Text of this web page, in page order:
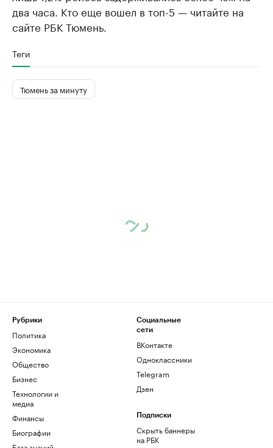
два часа. Кто еще вошел в топ-5 — читайте на
сайте РБК Тюмень.
Теги
Тюмень за минуту
Рубрики
Политика
Экономика
Общество
Бизнес
Технологии и
медиа
Финансы
Биографии
Социальные
сети
ВКонтакте
Одноклассники
Telegram
Дзен
Подписки
Скрыть баннеры
на РБК